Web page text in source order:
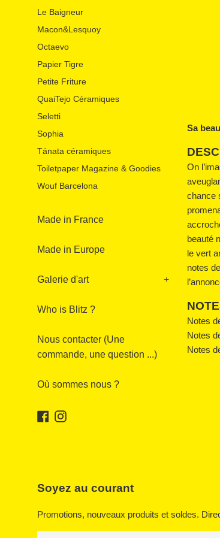
Le Baigneur
Macon&Lesquoy
Octaevo
Papier Tigre
Petite Friture
QuaiTejo Céramiques
Seletti
Sophia
Tánata céramiques
Toiletpaper Magazine & Goodies
Wouf Barcelona
Made in France
Made in Europe
Galerie d'art +
Who is Blitz ?
Nous contacter (Une
commande, une question ...)
Où sommes nous ?
Facebook
Instagram
Sa
On
chance
beauté
le vert
notes
Notes
Notes
Notes
Soyez au courant
Promotions, nouveaux produits et soldes.